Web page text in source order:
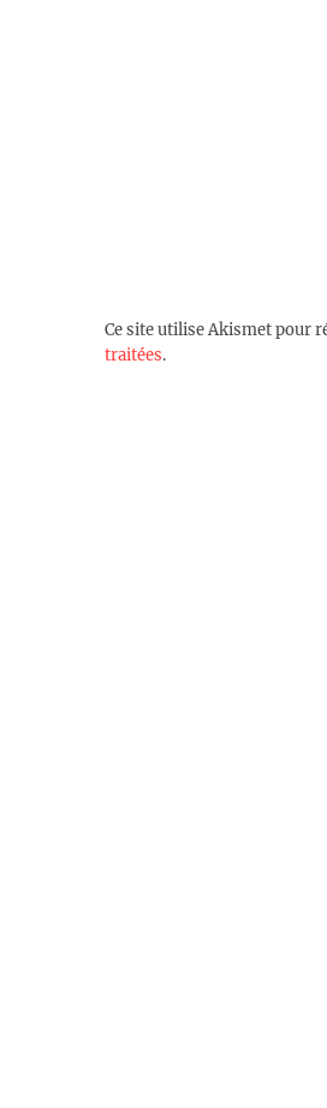
Ce site utilise Akismet pour
traitées.